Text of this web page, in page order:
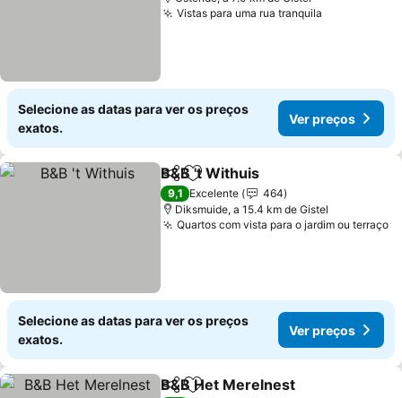
Vistas para uma rua tranquila
Selecione as datas para ver os preços
exatos.
Ver preços
PartilharAdicionar aos favoritos
B&B 't Withuis
9,1 Excelente
464
Diksmuide, a 15.4 km de Gistel
Quartos com vista para o jardim ou terraço
Selecione as datas para ver os preços
exatos.
Ver preços
PartilharAdicionar aos favoritos
B&B Het Merelnest